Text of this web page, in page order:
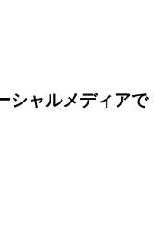
シャルメディアで